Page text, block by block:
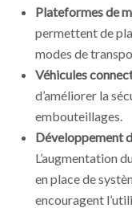
Plateformes de
permettent de
modes de
Véhicules
d’améliorer la
embouteillages.
Développement
L’augmentation
en place de
encouragent